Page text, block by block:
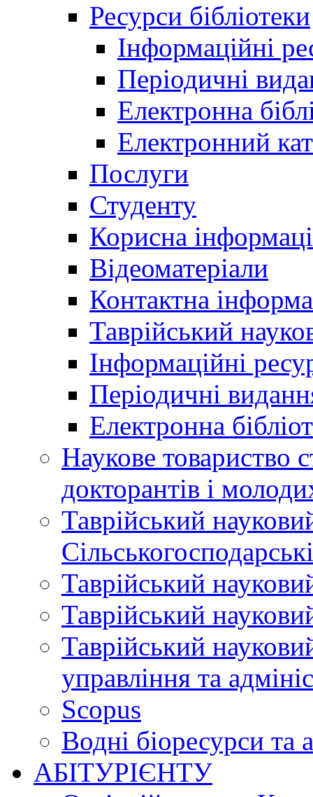
Ресурси бібліотеки
Інформаційні
Періодичні
Електронна
Електронний
Послуги
Студенту
Корисна
Відеоматеріали
Контактна
Таврійський
Інформаційні
Періодичні
Електронна
Наукове товариство
докторантів і
Таврійський
Таврійський
Таврійський
Таврійський
управління та
Scopus
Водні біоресурси та
АБІТУРІЄНТУ